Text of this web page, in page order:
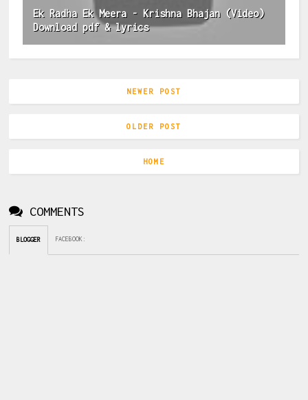
Ek Radha Ek Meera - Krishna Bhajan (Video)
Download pdf & lyrics
NEWER POST
OLDER POST
HOME
COMMENTS
BLOGGER FACEBOOK :